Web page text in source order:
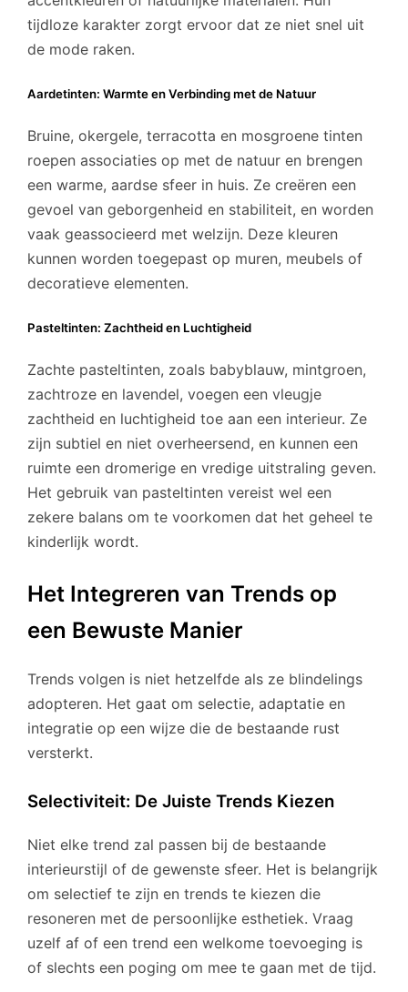
tijdloze karakter zorgt ervoor dat ze niet snel uit
de mode raken.
Aardetinten: Warmte en Verbinding met de Natuur
Bruine, okergele, terracotta en mosgroene tinten
roepen associaties op met de natuur en brengen
een warme, aardse sfeer in huis. Ze creëren een
gevoel van geborgenheid en stabiliteit, en worden
vaak geassocieerd met welzijn. Deze kleuren
kunnen worden toegepast op muren, meubels of
decoratieve elementen.
Pasteltinten: Zachtheid en Luchtigheid
Zachte pasteltinten, zoals babyblauw, mintgroen,
zachtroze en lavendel, voegen een vleugje
zachtheid en luchtigheid toe aan een interieur. Ze
zijn subtiel en niet overheersend, en kunnen een
ruimte een dromerige en vredige uitstraling geven.
Het gebruik van pasteltinten vereist wel een
zekere balans om te voorkomen dat het geheel te
kinderlijk wordt.
Het Integreren van Trends op
een Bewuste Manier
Trends volgen is niet hetzelfde als ze blindelings
adopteren. Het gaat om selectie, adaptatie en
integratie op een wijze die de bestaande rust
versterkt.
Selectiviteit: De Juiste Trends Kiezen
Niet elke trend zal passen bij de bestaande
interieurstijl of de gewenste sfeer. Het is belangrijk
om selectief te zijn en trends te kiezen die
resoneren met de persoonlijke esthetiek. Vraag
uzelf af of een trend een welkome toevoeging is
of slechts een poging om mee te gaan met de tijd.